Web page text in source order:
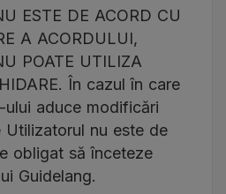
ESTE DE ACORD CU
A ACORDULUI,
POATE UTILIZA
În cazul în care
ului aduce modificări
Utilizatorul nu este de
obligat să înceteze
Guidelang.